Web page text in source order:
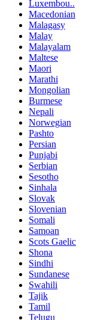
Luxembou..
Macedonian
Malagasy
Malay
Malayalam
Maltese
Maori
Marathi
Mongolian
Burmese
Nepali
Norwegian
Pashto
Persian
Punjabi
Serbian
Sesotho
Sinhala
Slovak
Slovenian
Somali
Samoan
Scots Gaelic
Shona
Sindhi
Sundanese
Swahili
Tajik
Tamil
Telugu